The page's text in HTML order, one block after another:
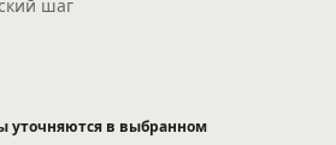
шаг
уточняются в выбранном